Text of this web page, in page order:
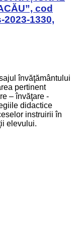
cod
2023-1330,
învăţământului
pertinent
– învăţare -
didactice
instruirii în
elevului.